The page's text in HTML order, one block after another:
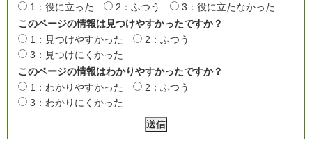
1：役に立った
2：ふつう
3：役に立たなかった
このページの情報は見つけやすかったですか？
1：見つけやすかった
2：ふつう
3：見つけにくかった
このページの情報はわかりやすかったですか？
1：わかりやすかった
2：ふつう
3：わかりにくかった